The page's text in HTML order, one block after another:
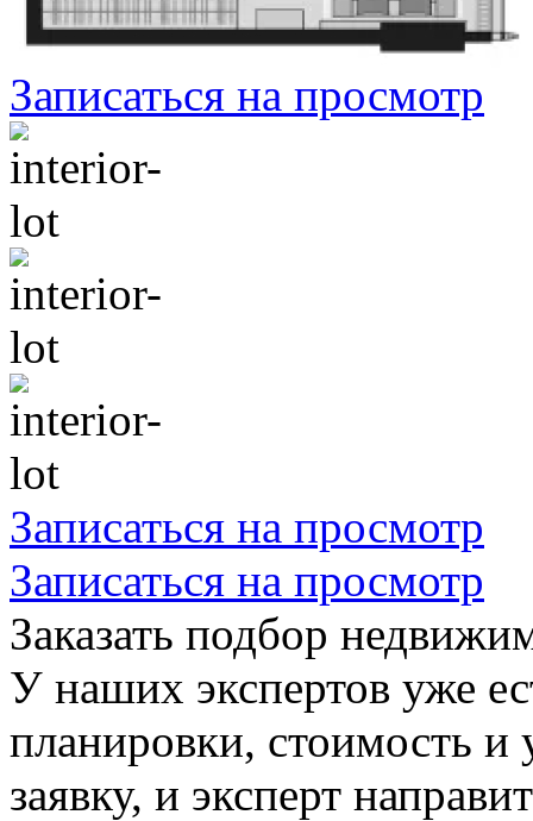
Записаться на просмотр
Записаться на просмотр
Записаться на просмотр
Заказать подбор
У наших экспертов уже
планировки, стоимость и
заявку, и эксперт